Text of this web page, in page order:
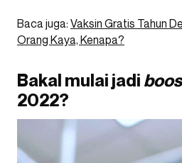
Baca juga: Vaksin Gratis Tahun
Orang Kaya, Kenapa?
Bakal mulai jadi
2022?